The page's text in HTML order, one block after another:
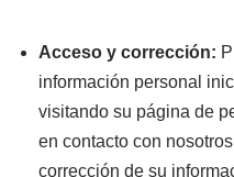
Acceso y corrección:
información personal
visitando su página de
en contacto con
corrección de su